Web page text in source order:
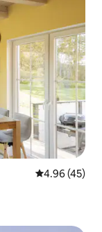
Calificación
4.96 (45)